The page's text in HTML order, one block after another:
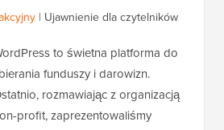
| Ujawnienie dla czytelników
to świetna platforma do
funduszy i darowizn.
rozmawiając z organizacją
profit, zaprezentowaliśmy